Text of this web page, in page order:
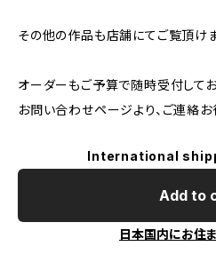
その他の作品も店舗にてご覧頂けま
オーダーもご予算で随時受付してお
お問い合わせページより、ご連絡お
International
Add to
日本国内にお住